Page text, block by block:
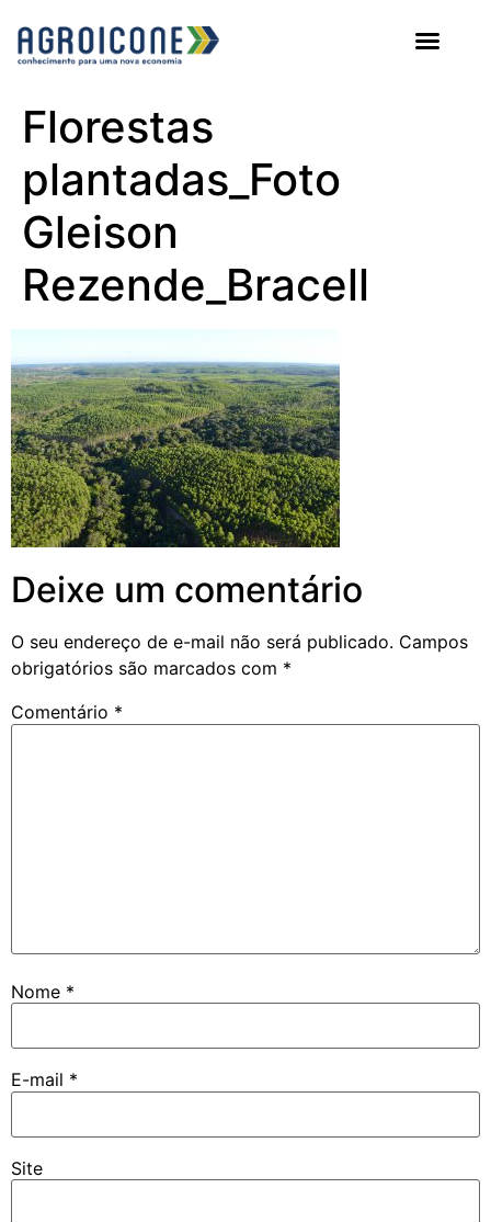
Florestas
plantadas_Foto
Gleison
Rezende_Bracell
Deixe um comentário
O seu endereço de e-mail não será publicado. Campos
obrigatórios são marcados com *
Comentário *
Nome *
E-mail *
Site